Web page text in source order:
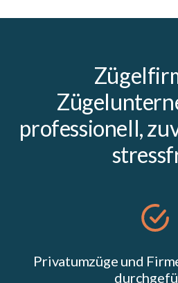
professionell,
Privatumzüge und